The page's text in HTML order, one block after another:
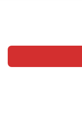
முகப்பு வகைகள்